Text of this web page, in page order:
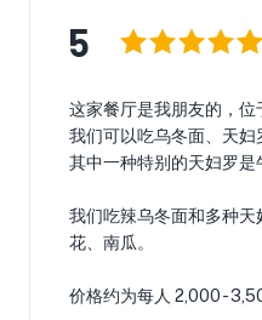
5
这家餐厅是我朋友的，位
我们可以吃乌冬面、天妇
其中一种特别的天妇罗是
我们吃辣乌冬面和多种
花、南瓜。
价格约为每人 2,000 -